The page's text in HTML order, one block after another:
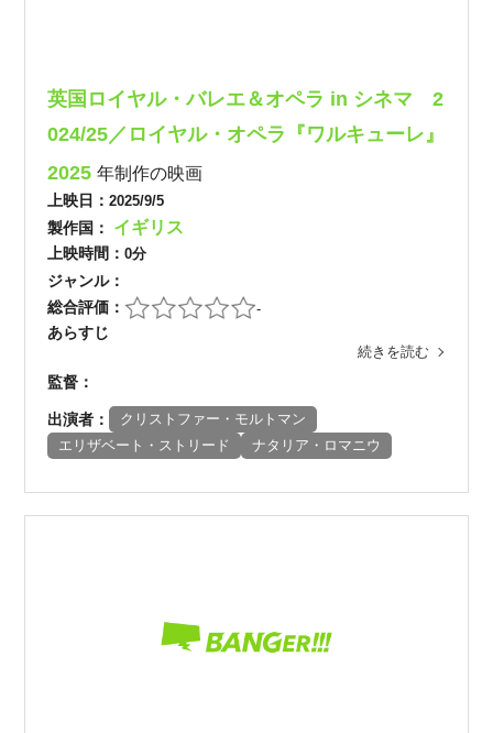
英国ロイヤル・バレエ＆オペラ in シネマ 2
024/25／ロイヤル・オペラ『ワルキューレ』
2025年制作の映画
上映日：2025/9/5
製作国： イギリス
上映時間：0分
ジャンル：
総合評価：
-
あらすじ
続きを読む
監督：
出演者：
クリストファー・モルトマン
エリザベート・ストリード
ナタリア・ロマニウ